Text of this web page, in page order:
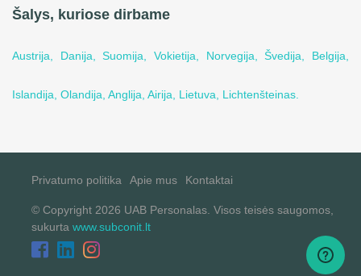
Šalys, kuriose dirbame
Austrija, Danija,Suomija,Vokietija, Norvegija,Švedija, Belgija,
Islandija, Olandija, Anglija, Airija, Lietuva, Lichtenšteinas.
Privatumo politika Apie mus Kontaktai
© Copyright 2026 UAB Personalas. Visos teisės saugomos,
sukurta www.subconit.lt